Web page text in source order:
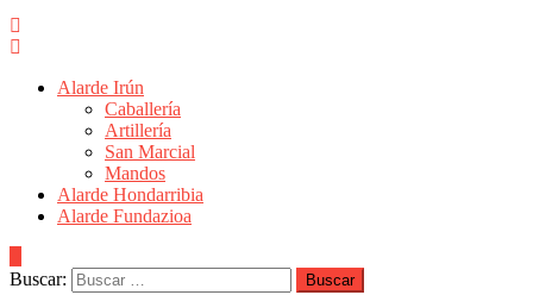
Alarde Irún
Caballería
Artillería
San Marcial
Mandos
Alarde Hondarribia
Alarde Fundazioa
Buscar: